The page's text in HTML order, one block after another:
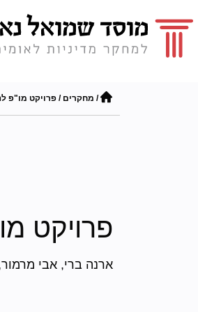
/ מחקרים / פרויקט מו"פ
פרויקט
ארנה ברי, אבי